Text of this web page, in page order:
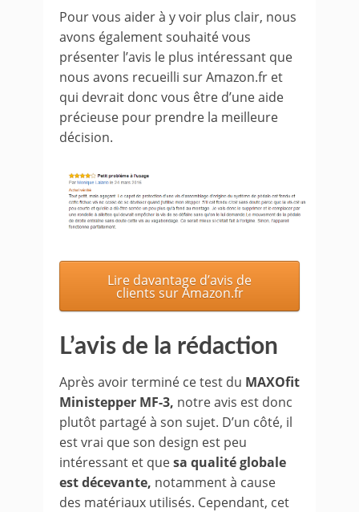
Pour vous aider à y voir plus clair, nous
avons également souhaité vous
présenter l’avis le plus intéressant que
nous avons recueilli sur Amazon.fr et
qui devrait donc vous être d’une aide
précieuse pour prendre la meilleure
décision.
Lire davantage d’avis de
clients sur Amazon.fr
L’avis de la rédaction
Après avoir terminé ce test du MAXOfit
Ministepper MF-3, notre avis est donc
plutôt partagé à son sujet. D’un côté, il
est vrai que son design est peu
intéressant et quesa qualité globale
est décevante, notamment à cause
des matériaux utilisés. Cependant, cet